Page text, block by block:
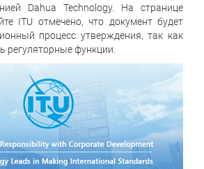
Dahua Technology. На странице
ITU отмечено, что документ будет
процесс утверждения, так как
регуляторные функции.